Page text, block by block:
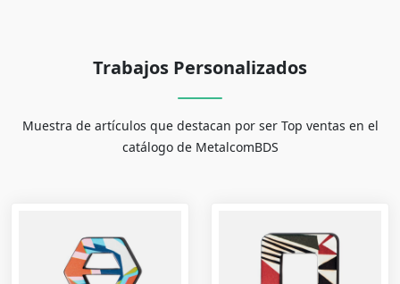
Trabajos Personalizados
Muestra de artículos que destacan por ser Top ventas en el
catálogo de MetalcomBDS